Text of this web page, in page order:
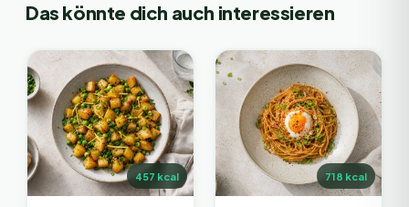
Das könnte dich auch interessieren
457 kcal 718 kcal